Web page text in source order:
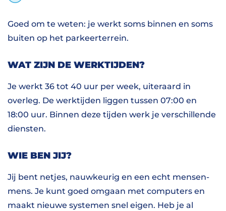
Goed om te weten: je werkt soms binnen en soms
buiten op het parkeerterrein.
WAT ZIJN DE WERKTIJDEN?
Je werkt 36 tot 40 uur per week, uiteraard in
overleg. De werktijden liggen tussen 07:00 en
18:00 uur. Binnen deze tijden werk je verschillende
diensten.
WIE BEN JIJ?
Jij bent netjes, nauwkeurig en een echt mensen-
mens. Je kunt goed omgaan met computers en
maakt nieuwe systemen snel eigen. Heb je al